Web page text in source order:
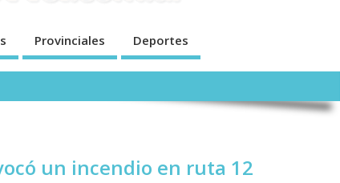
Provinciales Deportes
un incendio en ruta 12